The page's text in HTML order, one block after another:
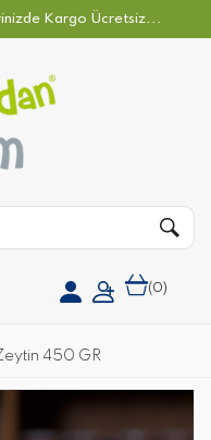
Kargo Ücretsiz...
(0)
450 GR